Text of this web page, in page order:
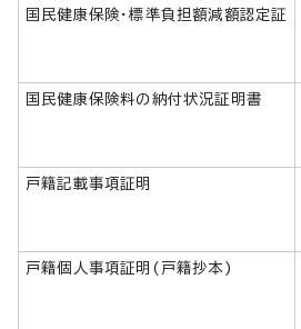
国民健康保険・標準負担額減額認定証
国民健康保険料の納付状況証明書
戸籍記載事項証明
戸籍個人事項証明(戸籍抄本)